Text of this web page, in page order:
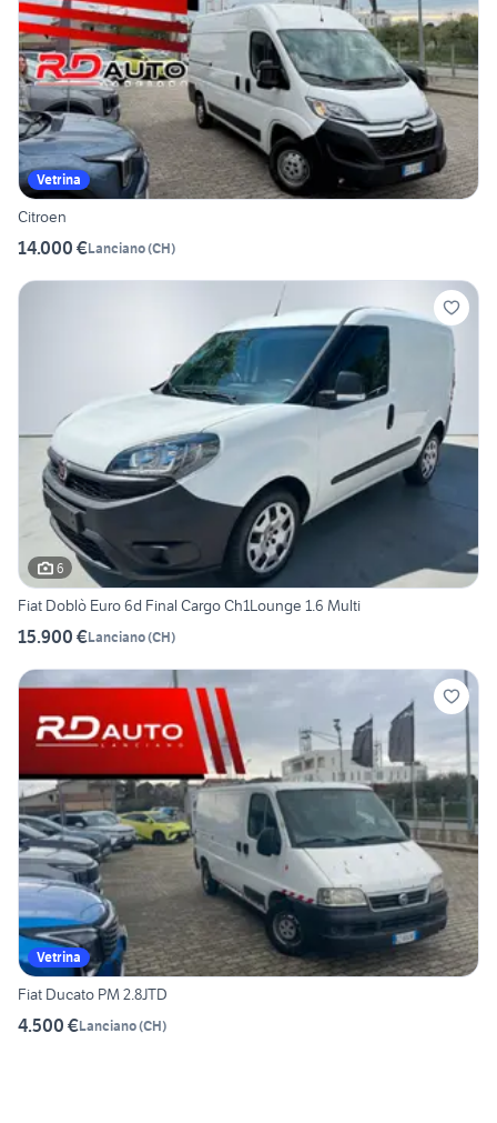
Vetrina
Citroen
14.000 €Lanciano(CH)
6
Fiat Doblò Euro 6d Final Cargo Ch1Lounge 1.6 Multi
15.900 €Lanciano(CH)
Vetrina
Fiat Ducato PM 2.8JTD
4.500 €Lanciano(CH)